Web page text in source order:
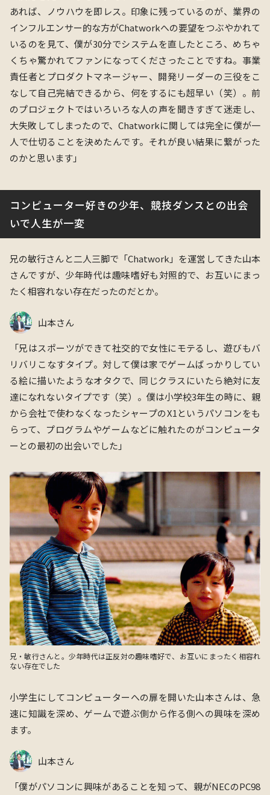
あれば、ノウハウを即レス。印象に残っているのが、業界の
インフルエンサー的な方がChatworkへの要望をつぶやかれて
いるのを見て、僕が30分でシステムを直したところ、めちゃ
くちゃ驚かれてファンになってくださったことですね。事業
責任者とプロダクトマネージャー、開発リーダーの三役をこ
なして自己完結できるから、何をするにも超早い（笑）。前
のプロジェクトではいろいろな人の声を聞きすぎて迷走し、
大失敗してしまったので、Chatworkに関しては完全に僕が一
人で仕切ることを決めたんです。それが良い結果に繋がった
のかと思います」
コンピューター好きの少年、競技ダンスとの出会
いで人生が一変
兄の敏行さんと二人三脚で 「Chatwork」 を運営してきた山本
さんですが、少年時代は趣味嗜好も対照的で、お互いにまっ
たく相容れない存在だったのだとか。
山本さん
「兄はスポーツができて社交的で女性にモテるし、遊びもバ
リバリこなすタイプ。対して僕は家でゲームばっかりしてい
る絵に描いたようなオタクで、同じクラスにいたら絶対に友
達になれないタイプです（笑）。僕は小学校3年生の時に、親
から会社で使わなくなったシャープのX1というパソコンをも
らって、プログラムやゲームなどに触れたのがコンピュータ
ーとの最初の出会いでした」
兄・敏行さんと。少年時代は正反対の趣味嗜好で、お互いにまったく相容れ
ない存在でした
小学生にしてコンピューターへの扉を開いた山本さんは、急
速に知識を深め、ゲームで遊ぶ側から作る側への興味を深め
ます。
山本さん
「僕がパソコンに興味があることを知って、親がNECのPC98